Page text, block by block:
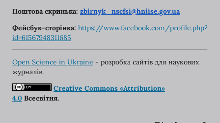
Поштова скринька: zbirnyk_nscfsi@hniise.gov.ua
Фейсбук-сторінка: https://www.facebook.com/profile.php?
id=61567948311685
Open Science in Ukraine - розробка сайтів для наукових
журналів.
Creative Commons «Attribution»
4.0Всесвітня.